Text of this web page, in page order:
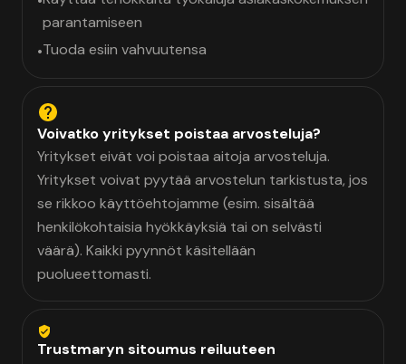
parantamiseen
•Tuoda esiin vahvuutensa
Voivatko yritykset poistaa arvosteluja?
Yritykset eivät voi poistaa aitoja arvosteluja.
Yritykset voivat pyytää arvostelun tarkistusta, jos
se rikkoo käyttöehtojamme (esim. sisältää
henkilökohtaisia hyökkäyksiä tai on selvästi
väärä). Kaikki pyynnöt käsitellään
puolueettomasti.
Trustmaryn sitoumus reiluuteen